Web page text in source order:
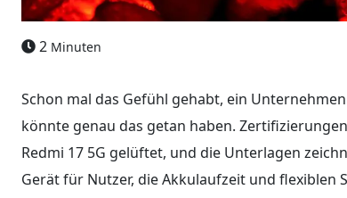
2 Minuten
Schon mal das Gefühl gehabt, ein
könnte genau das getan haben.
Redmi 17 5G gelüftet, und die Unterlagen
Gerät für Nutzer, die Akkulaufzeit und flexiblen